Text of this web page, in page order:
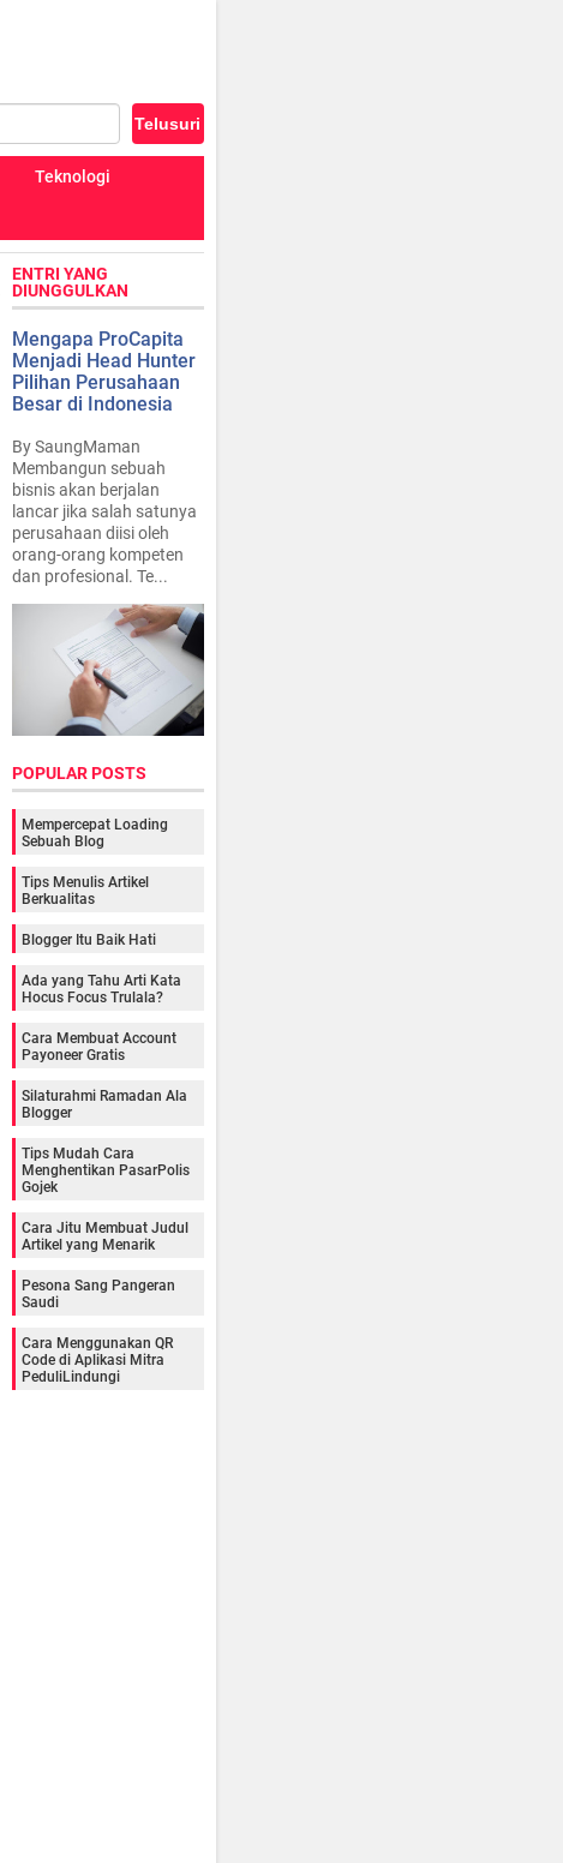
Teknologi
ENTRI YANG
DIUNGGULKAN
Mengapa ProCapita
Menjadi Head Hunter
Pilihan Perusahaan
Besar di Indonesia
By SaungMaman
Membangun sebuah
bisnis akan berjalan
lancar jika salah satunya
perusahaan diisi oleh
orang-orang kompeten
dan profesional. Te...
POPULAR POSTS
Mempercepat Loading
Sebuah Blog
Tips Menulis Artikel
Berkualitas
Blogger Itu Baik Hati
Ada yang Tahu Arti Kata
Hocus Focus Trulala?
Cara Membuat Account
Payoneer Gratis
Silaturahmi Ramadan Ala
Blogger
Tips Mudah Cara
Menghentikan PasarPolis
Gojek
Cara Jitu Membuat Judul
Artikel yang Menarik
Pesona Sang Pangeran
Saudi
Cara Menggunakan QR
Code di Aplikasi Mitra
PeduliLindungi